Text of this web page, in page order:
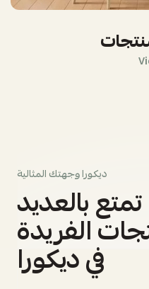
ديكورا وجهتك المثالية
تمتع بالعديد
الفريدة
في ديكورا